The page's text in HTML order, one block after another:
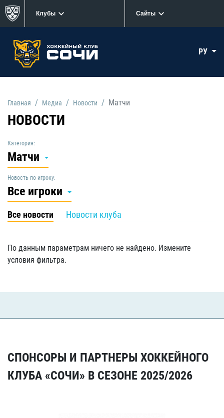
Клубы Сайты
РУ
Главная Медиа Новости Матчи
НОВОСТИ
Категория:
Матчи
Новость по игроку:
Все игроки
Все новости Новости клуба
По данным параметрам ничего не найдено. Измените
условия фильтра.
СПОНСОРЫ И ПАРТНЕРЫ ХОККЕЙНОГО
КЛУБА «СОЧИ» В СЕЗОНЕ 2025/2026